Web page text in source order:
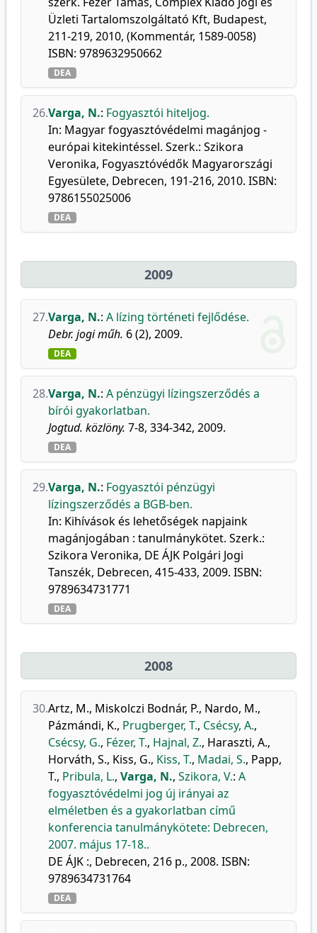
Üzleti Tartalomszolgáltató Kft, Budapest,
211-219, 2010, (Kommentár, 1589-0058)
ISBN: 9789632950662
DEA
26.Varga, N.: Fogyasztói hiteljog.
In: Magyar fogyasztóvédelmi magánjog -
európai kitekintéssel. Szerk.: Szikora
Veronika, Fogyasztóvédők Magyarországi
Egyesülete, Debrecen, 191-216, 2010. ISBN:
9786155025006
DEA
2009
27.Varga, N.: A lízing történeti fejlődése.
Debr. jogi műh. 6 (2), 2009.
DEA
28.Varga, N.: A pénzügyi lízingszerződés a
bírói gyakorlatban.
Jogtud. közlöny. 7-8, 334-342, 2009.
DEA
29.Varga, N.: Fogyasztói pénzügyi
lízingszerződés a BGB-ben.
In: Kihívások és lehetőségek napjaink
magánjogában : tanulmánykötet. Szerk.:
Szikora Veronika, DE ÁJK Polgári Jogi
Tanszék, Debrecen, 415-433, 2009. ISBN:
9789634731771
DEA
2008
30.Artz, M., Miskolczi Bodnár, P., Nardo, M.,
Pázmándi, K., Prugberger, T., Csécsy, A.,
Csécsy, G., Fézer, T., Hajnal, Z., Haraszti, A.,
Horváth, S., Kiss, G., Kiss, T., Madai, S., Papp,
T., Pribula, L., Varga, N., Szikora, V.: A
fogyasztóvédelmi jog új irányai az
elméletben és a gyakorlatban című
konferencia tanulmánykötete: Debrecen,
2007. május 17-18..
DE ÁJK :, Debrecen, 216 p., 2008. ISBN:
9789634731764
DEA